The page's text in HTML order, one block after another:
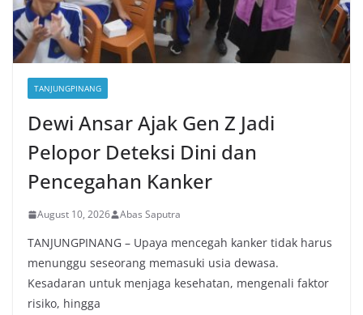
TANJUNGPINANG
Dewi Ansar Ajak Gen Z Jadi
Pelopor Deteksi Dini dan
Pencegahan Kanker
August 10, 2026 Abas Saputra
TANJUNGPINANG – Upaya mencegah kanker tidak harus
menunggu seseorang memasuki usia dewasa.
Kesadaran untuk menjaga kesehatan, mengenali faktor
risiko, hingga